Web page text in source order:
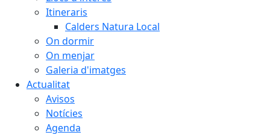
Itineraris
Calders Natura Local
On dormir
On menjar
Galeria d'imatges
Actualitat
Avisos
Notícies
Agenda